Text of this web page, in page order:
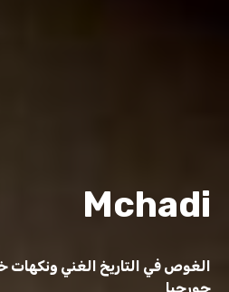
Mchadi
الغوص في التاريخ الغني ونكهات
جورجيا